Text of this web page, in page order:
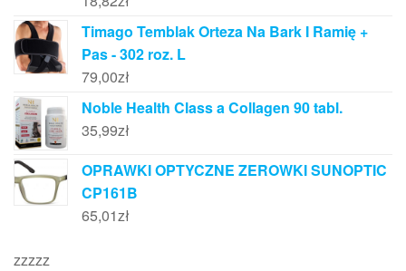
Timago Temblak Orteza Na Bark I Ramię +
Pas - 302 roz. L
79,00zł
Noble Health Class a Collagen 90 tabl.
35,99zł
OPRAWKI OPTYCZNE ZEROWKI SUNOPTIC
CP161B
65,01zł
zzzzz